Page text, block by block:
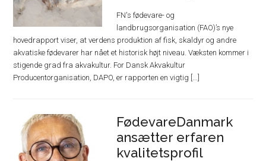
FN's fødevare- og
landbrugsorganisation (FAO)’s nye
hovedrapport viser, at verdens produktion af fisk, skaldyr og andre
akvatiske fødevarer har nået et historisk højt niveau. Væksten kommer i
stigende grad fra akvakultur. For Dansk Akvakultur
Producentorganisation, DAPO, er rapporten en vigtig [...]
FødevareDanmark
ansætter erfaren
kvalitetsprofil